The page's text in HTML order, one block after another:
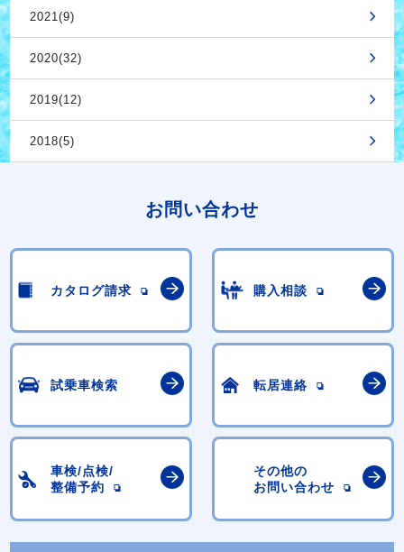
2021(9)
2020(32)
2019(12)
2018(5)
お問い合わせ
カタログ請求 購入相談
試乗車検索 転居連絡
車検/点検/
整備予約
その他の
お問い合わせ